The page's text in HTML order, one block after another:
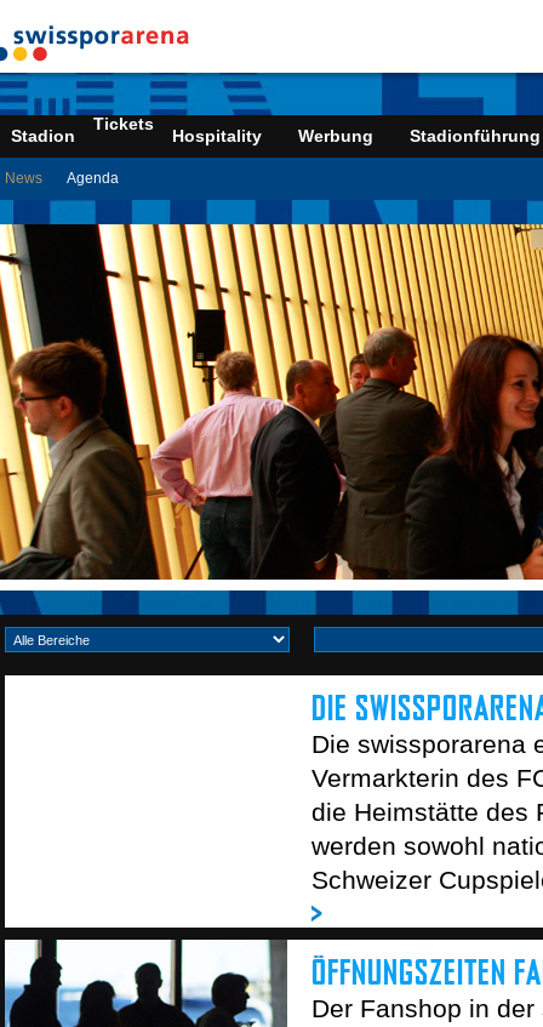
Stadion
Tickets
Hospitality Werbung Stadionführung
News Agenda
DIE
Die swissporarena
Vermarkterin des
die Heimstätte des
werden sowohl
Schweizer
ÖFFNUNGSZEITEN
Der Fanshop in